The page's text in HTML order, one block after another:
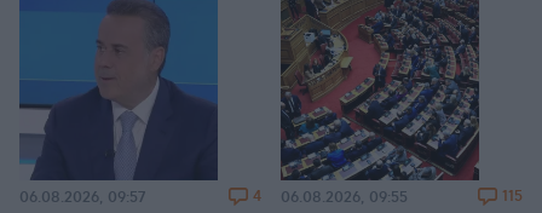
06.08.2026, 09:57 4 06.08.2026, 09:55 115